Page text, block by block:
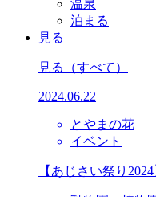
温泉
泊まる
見る
見る （すべて）
2024.06.22
とやまの花
イベント
【あじさい祭り